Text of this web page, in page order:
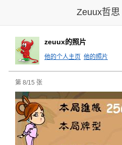
Zeuux哲思
zeuux的照片
他的个人主页 他的照片
第 8/15 张